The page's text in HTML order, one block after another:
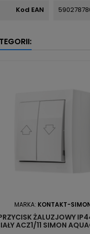
Kod EAN
MARKA: KONTAKT-
ŻALUZJOWY
ACZ1/11 SIMON